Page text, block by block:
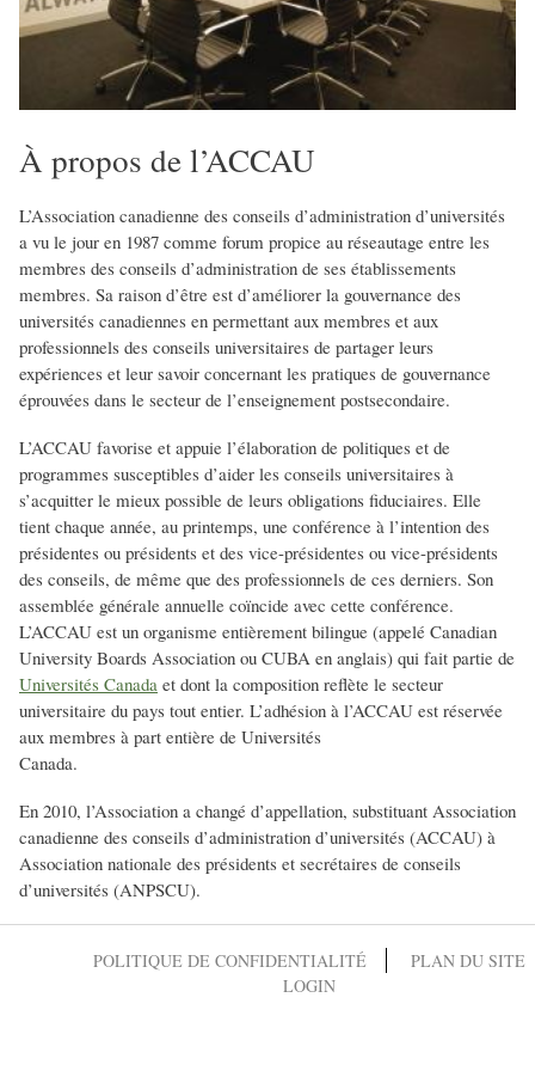
À propos de l’ACCAU
L’Association canadienne des conseils d’administration d’universités
a vu le jour en 1987 comme forum propice au réseautage entre les
membres des conseils d’administration de ses établissements
membres. Sa raison d’être est d’améliorer la gouvernance des
universités canadiennes en permettant aux membres et aux
professionnels des conseils universitaires de partager leurs
expériences et leur savoir concernant les pratiques de gouvernance
éprouvées dans le secteur de l’enseignement postsecondaire.
L’ACCAU favorise et appuie l’élaboration de politiques et de
programmes susceptibles d’aider les conseils universitaires à
s’acquitter le mieux possible de leurs obligations fiduciaires. Elle
tient chaque année, au printemps, une conférence à l’intention des
présidentes ou présidents et des vice-présidentes ou vice-présidents
des conseils, de même que des professionnels de ces derniers. Son
assemblée générale annuelle coïncide avec cette conférence.
L’ACCAU est un organisme entièrement bilingue (appelé Canadian
University Boards Association ou CUBA en anglais) qui fait partie de
Universités Canada et dont la composition reflète le secteur
universitaire du pays tout entier. L’adhésion à l’ACCAU est réservée
aux membres à part entière de Universités
Canada.
En 2010, l’Association a changé d’appellation, substituant Association
canadienne des conseils d’administration d’universités (ACCAU) à
Association nationale des présidents et secrétaires de conseils
d’universités (ANPSCU).
POLITIQUE DE CONFIDENTIALITÉ
PLAN DU SITE
LOGIN